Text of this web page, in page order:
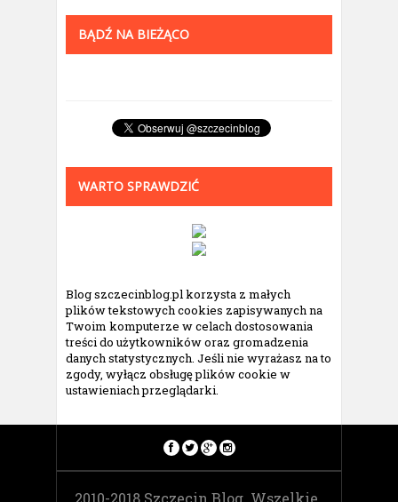
BĄDŹ NA BIEŻĄCO
WARTO SPRAWDZIĆ
Blog szczecinblog.pl korzysta z małych
plików tekstowych cookies zapisywanych na
Twoim komputerze w celach dostosowania
treści do użytkowników oraz gromadzenia
danych statystycznych. Jeśli nie wyrażasz na to
zgody, wyłącz obsługę plików cookie w
ustawieniach przeglądarki.
2010-2018 Szczecin Blog. Wszelkie